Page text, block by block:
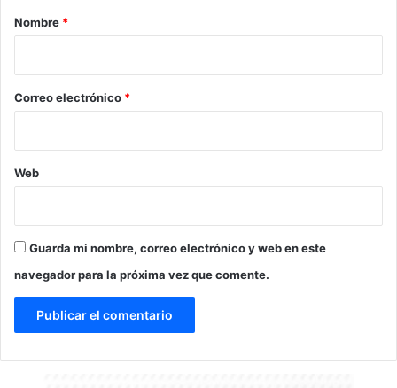
r
*
Nombre *
Correo electrónico *
Web
Guarda mi nombre, correo electrónico y web en este
navegador para la próxima vez que comente.